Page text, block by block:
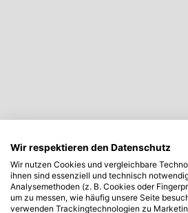
Wir respektieren den Datenschutz
Wir nutzen Cookies und vergleichbare
ihnen sind essenziell und technisch
Analysemethoden (z. B. Cookies oder
um zu messen, wie häufig unsere Seite
verwenden Trackingtechnologien zu